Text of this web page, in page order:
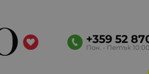
+359 52
Пон. - Петък 10:00